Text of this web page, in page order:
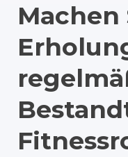
Machen